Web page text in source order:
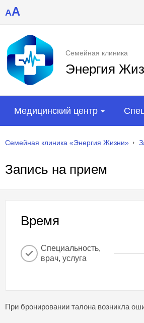
AA
Семейная клиника
Энергия
Медицинский центр
Семейная клиника «Энергия Жизни»
Запись на прием
Время
Специальность,
врач, услуга
При бронировании талона возникла